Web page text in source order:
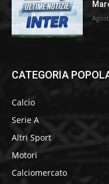
CATEGORIA
Calcio
Serie A
Altri Sport
Motori
Calciomercato